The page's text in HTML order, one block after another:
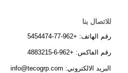
للاتصال بنا
رقم الهاتف: +962-77-5454474
رقم الفاكس: +962-6-4883215
البريد الالكتروني: info@tecogrp.com